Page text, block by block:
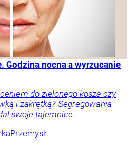
Godzina nocna a wyrzucanie
do zielonego kosza czy
i zakrętką? Segregowania
swoje tajemnice.
Przemysł